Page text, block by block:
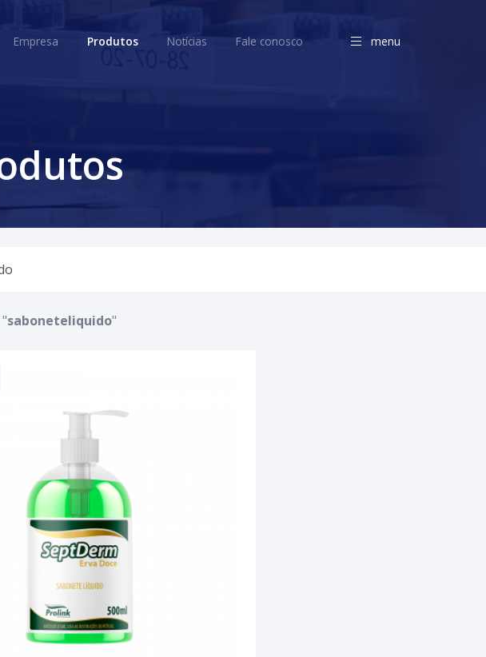
Empresa Produtos Notícias Fale conosco menu
Produtos
saboneteliquido"